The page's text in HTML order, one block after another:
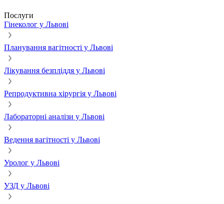
Послуги
Гінеколог у Львові
Планування вагітності у Львові
Лікування безпліддя у Львові
Репродуктивна хірургія у Львові
Лабораторні аналізи у Львові
Ведення вагітності у Львові
Уролог у Львові
УЗД у Львові